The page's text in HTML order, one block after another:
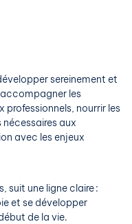
sereinement et
les
professionnels, nourrir les
aux
avec les enjeux
suit une ligne claire :
et se développer
de la vie.